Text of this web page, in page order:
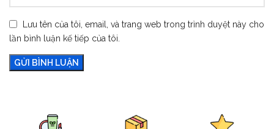
Lưu tên của tôi, email, và trang web trong trình duyệt này cho
lần bình luận kế tiếp của tôi.